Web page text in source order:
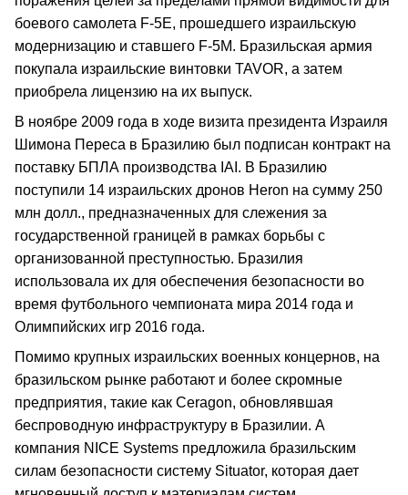
боевого самолета F-5E, прошедшего израильскую
модернизацию и ставшего F-5M. Бразильская армия
покупала израильские винтовки TAVOR, а затем
приобрела лицензию на их выпуск.
В ноябре 2009 года в ходе визита президента Израиля
Шимона Переса в Бразилию был подписан контракт на
поставку БПЛА производства IAI. В Бразилию
поступили 14 израильских дронов Heron на сумму 250
млн долл., предназначенных для слежения за
государственной границей в рамках борьбы с
организованной преступностью. Бразилия
использовала их для обеспечения безопасности во
время футбольного чемпионата мира 2014 года и
Олимпийских игр 2016 года.
Помимо крупных израильских военных концернов, на
бразильском рынке работают и более скромные
предприятия, такие как Ceragon, обновлявшая
беспроводную инфраструктуру в Бразилии. А
компания NICE Systems предложила бразильским
силам безопасности систему Situator, которая дает